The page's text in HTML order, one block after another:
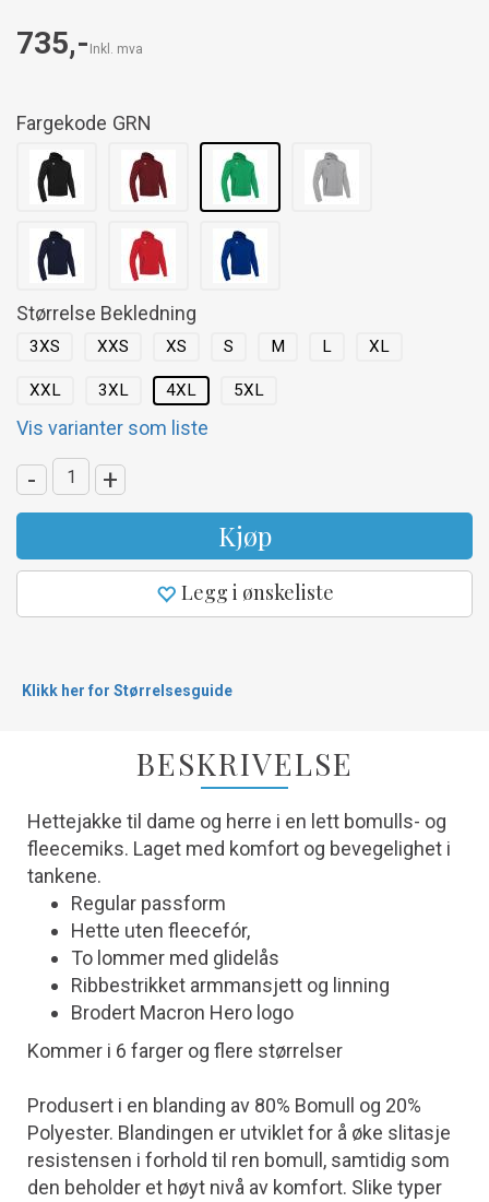
735,- Inkl. mva
Fargekode GRN
Størrelse Bekledning
3XS XXS XS S M L XL
XXL 3XL 4XL 5XL
Vis varianter som liste
- +
Kjøp
Legg i ønskeliste
Klikk her for Størrelsesguide
BESKRIVELSE
Hettejakke til dame og herre i en lett bomulls- og
fleecemiks. Laget med komfort og bevegelighet i
tankene.
Regular passform
Hette uten fleecefór,
To lommer med glidelås
Ribbestrikket armmansjett og linning
Brodert Macron Hero logo
Kommer i 6 farger og flere størrelser
Produsert i en blanding av 80% Bomull og 20%
Polyester. Blandingen er utviklet for å øke slitasje
resistensen i forhold til ren bomull, samtidig som
den beholder et høyt nivå av komfort. Slike typer